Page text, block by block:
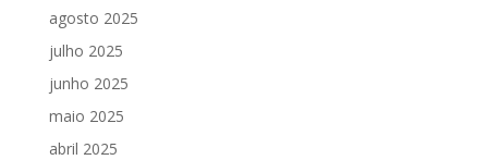
agosto 2025
julho 2025
junho 2025
maio 2025
abril 2025